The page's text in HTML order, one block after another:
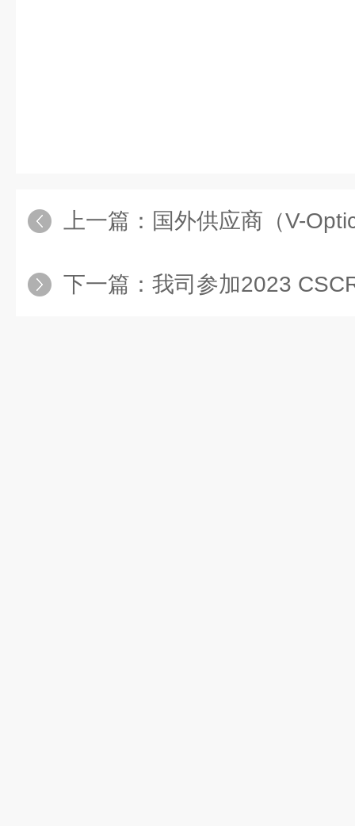
上一篇： 国外供应商（V-Optics）
下一篇： 我司参加2023 CSCRS 第二十三